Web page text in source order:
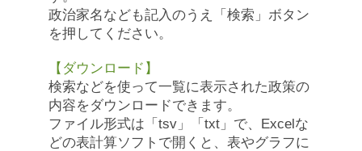
政治家名なども記入のうえ「検索」ボタン
を押してください。
【ダウンロード】
検索などを使って一覧に表示された政策の
内容をダウンロードできます。
ファイル形式は「tsv」「txt」で、Excelな
どの表計算ソフトで開くと、表やグラフに